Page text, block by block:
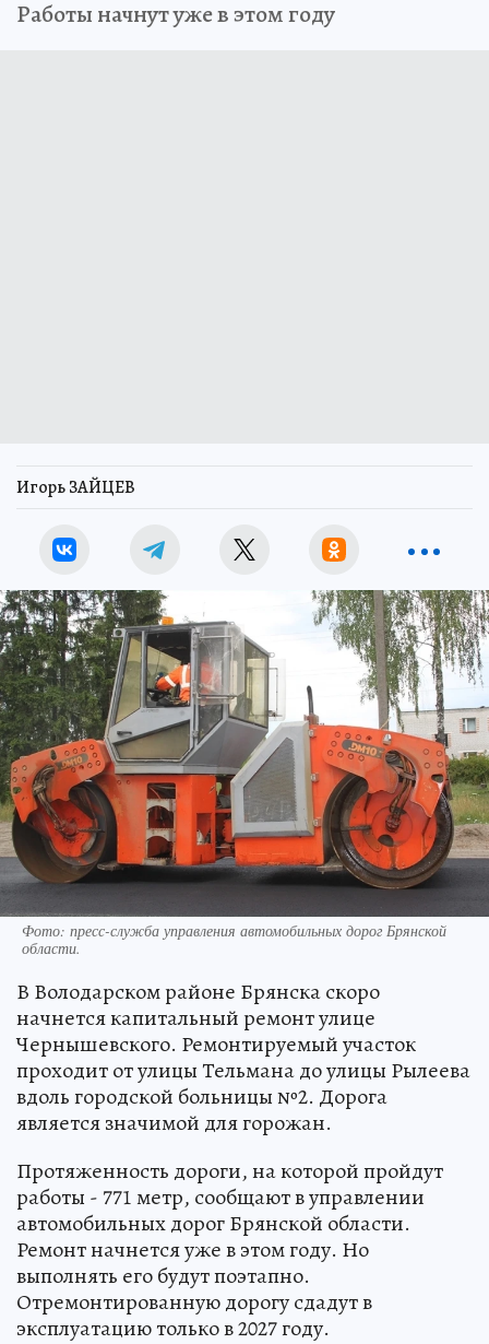
Работы начнут уже в этом году
Игорь ЗАЙЦЕВ
Фото: пресс-служба управления автомобильных дорог Брянской
области.
В Володарском районе Брянска скоро
начнется капитальный ремонт улице
Чернышевского. Ремонтируемый участок
проходит от улицы Тельмана до улицы Рылеева
вдоль городской больницы №2. Дорога
является значимой для горожан.
Протяженность дороги, на которой пройдут
работы - 771 метр, сообщают в управлении
автомобильных дорог Брянской области.
Ремонт начнется уже в этом году. Но
выполнять его будут поэтапно.
Отремонтированную дорогу сдадут в
эксплуатацию только в 2027 году.